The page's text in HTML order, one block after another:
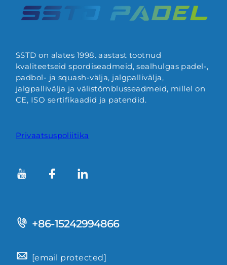
SSTD on alates 1998. aastast tootnud
kvaliteetseid spordiseadmeid, sealhulgas padel-,
padbol- ja squash-välja, jalgpallivälja,
jalgpallivälja ja välistõmblusseadmeid, millel on
CE, ISO sertifikaadid ja patendid.
Privaatsuspoliitika
+86-15242994866
[email protected]